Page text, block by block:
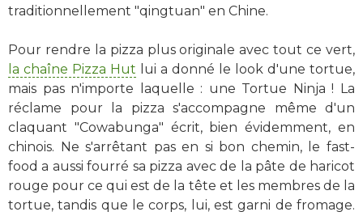
traditionnellement "qingtuan" en Chine.
Pour rendre la pizza plus originale avec tout ce vert,
la chaîne Pizza Hut lui a donné le look d'une tortue,
mais pas n'importe laquelle : une Tortue Ninja ! La
réclame pour la pizza s'accompagne même d'un
claquant "Cowabunga" écrit, bien évidemment, en
chinois. Ne s'arrêtant pas en si bon chemin, le fast-
food a aussi fourré sa pizza avec de la pâte de haricot
rouge pour ce qui est de la tête et les membres de la
tortue, tandis que le corps, lui, est garni de fromage.